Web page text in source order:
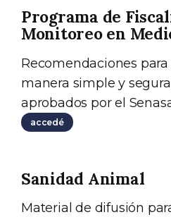
Programa de
Monitoreo en
Recomendaciones
manera simple y
aprobados por el
accedé
Sanidad Animal
Material de difusión